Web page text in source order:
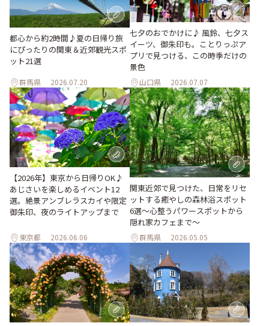
都心から約2時間♪夏の日帰り旅
にぴったりの関東＆近郊観光スポ
ット21選
群馬県 2026.07.20
七夕のおでかけに♪ 風鈴、七夕ス
イーツ、御朱印も。ことりっぷア
プリで見つける、この時季だけの
景色
山口県 2026.07.07
【2026年】東京から日帰りOK♪
あじさいを楽しめるイベント12
選。絶景アンブレラスカイや限定
御朱印、夜のライトアップまで
東京都 2026.06.06
関東近郊で見つけた、日常をリセ
ットする癒やしの森林浴スポット
6選～心整うパワースポットから
隠れ家カフェまで～
群馬県 2026.05.05